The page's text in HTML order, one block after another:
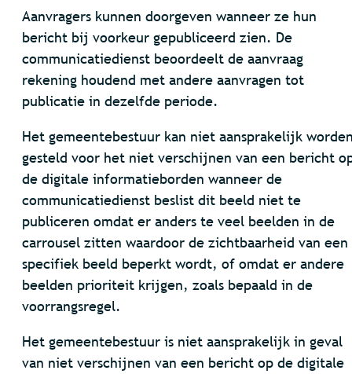
Aanvragers kunnen doorgeven wanneer ze hun
bericht bij voorkeur gepubliceerd zien. De
communicatiedienst beoordeelt de aanvraag
rekening houdend met andere aanvragen tot
publicatie in dezelfde periode.
Het gemeentebestuur kan niet aansprakelijk
gesteld voor het niet verschijnen van een bericht
de digitale informatieborden wanneer de
communicatiedienst beslist dit beeld niet te
publiceren omdat er anders te veel beelden in de
carrousel zitten waardoor de zichtbaarheid van een
specifiek beeld beperkt wordt, of omdat er andere
beelden prioriteit krijgen, zoals bepaald in de
voorrangsregel.
Het gemeentebestuur is niet aansprakelijk in geval
van niet verschijnen van een bericht op de digitale